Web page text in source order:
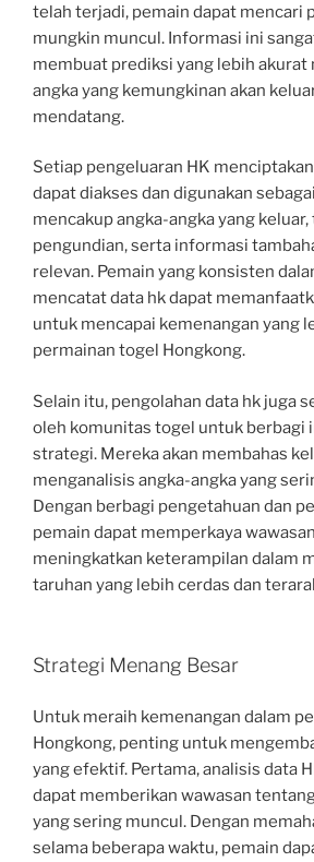
telah terjadi, pemain dapat mencari
mungkin muncul. Informasi ini
membuat prediksi yang lebih akurat
angka yang kemungkinan akan
mendatang.
Setiap pengeluaran HK
dapat diakses dan digunakan
mencakup angka-angka yang keluar,
pengundian, serta informasi
relevan. Pemain yang konsisten
mencatat data hk dapat
untuk mencapai kemenangan yang
permainan togel Hongkong.
Selain itu, pengolahan data hk juga
oleh komunitas togel untuk berbagi
strategi. Mereka akan membahas
menganalisis angka-angka yang
Dengan berbagi pengetahuan dan
pemain dapat memperkaya
meningkatkan keterampilan dalam
taruhan yang lebih cerdas dan
Strategi Menang Besar
Untuk meraih kemenangan dalam
Hongkong, penting untuk
yang efektif. Pertama, analisis data
dapat memberikan wawasan
yang sering muncul. Dengan
selama beberapa waktu, pemain